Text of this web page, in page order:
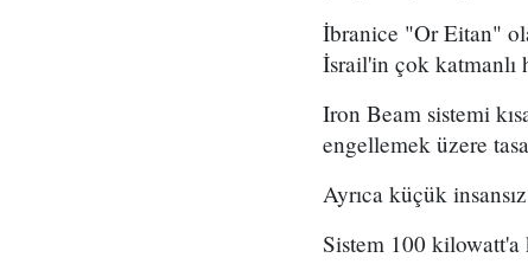
İbranice "Or Eitan"
İsrail'in çok katmanlı
Iron Beam sistemi
engellemek üzere
Ayrıca küçük
Sistem 100